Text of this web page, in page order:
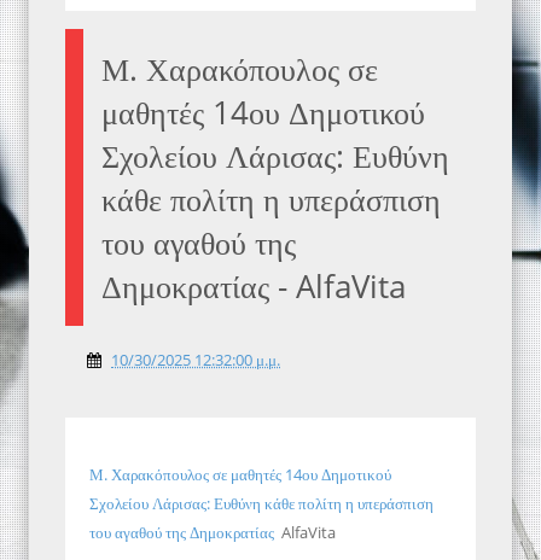
Μ. Χαρακόπουλος σε
μαθητές 14ου Δημοτικού
Σχολείου Λάρισας: Ευθύνη
κάθε πολίτη η υπεράσπιση
του αγαθού της
Δημοκρατίας - AlfaVita
10/30/2025 12:32:00 μ.μ.
Μ. Χαρακόπουλος σε μαθητές 14ου Δημοτικού
Σχολείου Λάρισας: Ευθύνη κάθε πολίτη η υπεράσπιση
του αγαθού της Δημοκρατίας AlfaVita